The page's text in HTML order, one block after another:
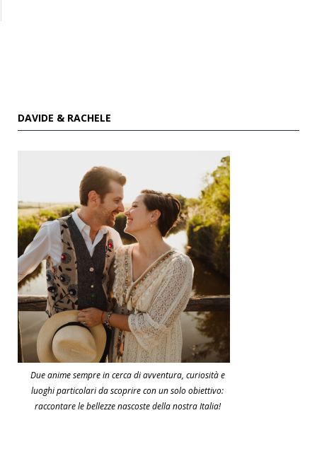
DAVIDE & RACHELE
Due anime sempre in cerca di avventura, curiosità e
luoghi particolari da scoprire con un solo obiettivo:
raccontare le bellezze nascoste della nostra Italia!